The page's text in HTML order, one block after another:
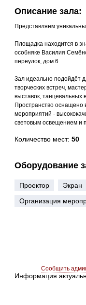
Описание зала:
Представляем
Площадка находится в
особняке Василия
переулок, дом 6.
Зал идеально подойдёт
творческих встреч,
выставок, танцевальных
Пространство
мероприятий -
световым освещением и
Количество мест: 50
Оборудование
Проектор Экран
Организация
Сообщить
Информация